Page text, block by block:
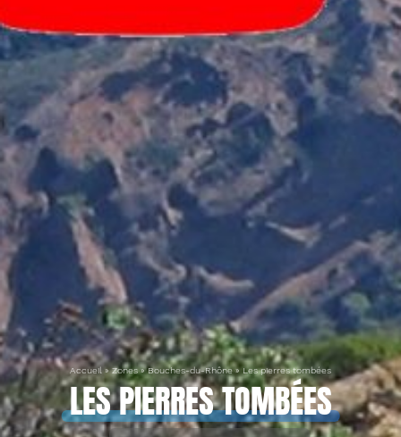
Accueil »Zones»Bouches-du-Rhône» Les pierres tombées
LES PIERRES TOMBÉES